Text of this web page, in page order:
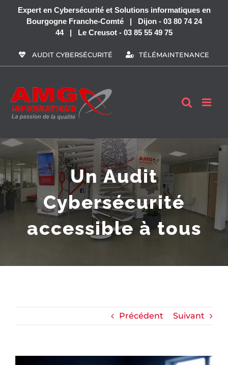
Passer
contenu
Expert en Cybersécurité et Solutions informatiques en
Bourgogne Franche-Comté | Dijon - 03 80 74 24
44 | Le Creusot - 03 85 55 49 75
AUDIT CYBERSÉCURITÉ TÉLÉMAINTENANCE
Un Audit
Cybersécurité
accessible à tous
Précédent Suivant